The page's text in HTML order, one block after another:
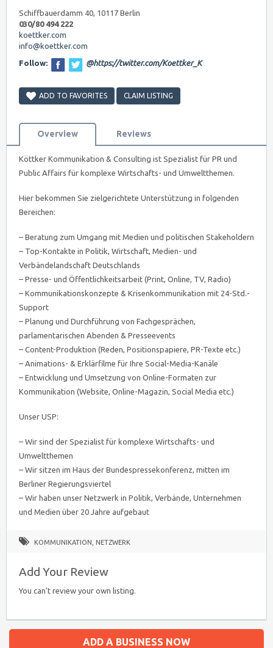
Schiffbauerdamm 40, 10117 Berlin
030/80 494 222
koettker.com
info@koettker.com
Follow:
@https://twitter.com/Koettker_K
ADD TO FAVORITES CLAIM LISTING
Overview Reviews
Köttker Kommunikation & Consulting ist Spezialist für PR und
Public Affairs für komplexe Wirtschafts- und Umweltthemen.
Hier bekommen Sie zielgerichtete Unterstützung in folgenden
Bereichen:
– Beratung zum Umgang mit Medien und politischen Stakeholdern
– Top-Kontakte in Politik, Wirtschaft, Medien- und
Verbändelandschaft Deutschlands
– Presse- und Öffentlichkeitsarbeit (Print, Online, TV, Radio)
– Kommunikationskonzepte & Krisenkommunikation mit 24-Std.-
Support
– Planung und Durchführung von Fachgesprächen,
parlamentarischen Abenden & Presseevents
– Content-Produktion (Reden, Positionspapiere, PR-Texte etc.)
– Animations- & Erklärfilme für Ihre Social-Media-Kanäle
– Entwicklung und Umsetzung von Online-Formaten zur
Kommunikation (Website, Online-Magazin, Social Media etc.)
Unser USP:
– Wir sind der Spezialist für komplexe Wirtschafts- und
Umweltthemen
– Wir sitzen im Haus der Bundespressekonferenz, mitten im
Berliner Regierungsviertel
– Wir haben unser Netzwerk in Politik, Verbände, Unternehmen
und Medien über 20 Jahre aufgebaut
KOMMUNIKATION NETZWERK
Add Your Review
You can't review your own listing.
ADD A BUSINESS NOW